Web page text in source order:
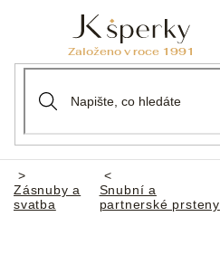
Domů
Zásnuby a
svatba
Snubní a
partnerské prsteny